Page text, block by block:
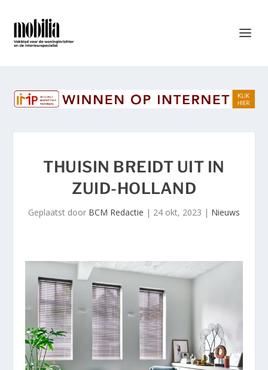
THUISIN BREIDT UIT IN
ZUID-HOLLAND
Geplaatst door BCM Redactie | 24 okt, 2023 | Nieuws